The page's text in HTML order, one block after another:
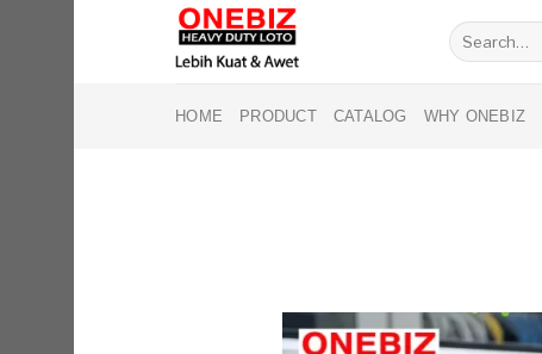
Search
for:
HOME PRODUCT CATALOG WHY ONEBIZ